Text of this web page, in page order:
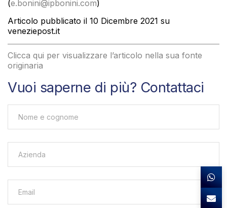
(e.bonini@ipbonini.com)
Articolo pubblicato il 10 Dicembre 2021 su
veneziepost.it
Clicca qui per visualizzare l’articolo nella sua fonte
originaria
Vuoi saperne di più? Contattaci